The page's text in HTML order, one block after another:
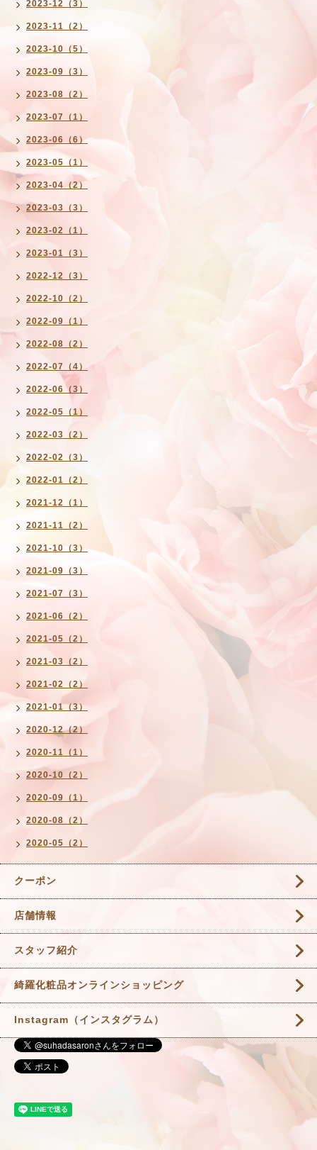
2023-12（3）
2023-11（2）
2023-10（5）
2023-09（3）
2023-08（2）
2023-07（1）
2023-06（6）
2023-05（1）
2023-04（2）
2023-03（3）
2023-02（1）
2023-01（3）
2022-12（3）
2022-10（2）
2022-09（1）
2022-08（2）
2022-07（4）
2022-06（3）
2022-05（1）
2022-03（2）
2022-02（3）
2022-01（2）
2021-12（1）
2021-11（2）
2021-10（3）
2021-09（3）
2021-07（3）
2021-06（2）
2021-05（2）
2021-03（2）
2021-02（2）
2021-01（3）
2020-12（2）
2020-11（1）
2020-10（2）
2020-09（1）
2020-08（2）
2020-05（2）
クーポン
店舗情報
スタッフ紹介
綺羅化粧品オンラインショッピング
Instagram（インスタグラム）